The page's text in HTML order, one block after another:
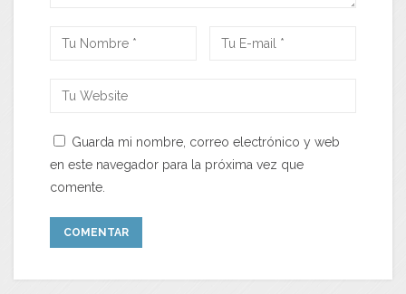
Guarda mi nombre, correo electrónico y web
en este navegador para la próxima vez que
comente.